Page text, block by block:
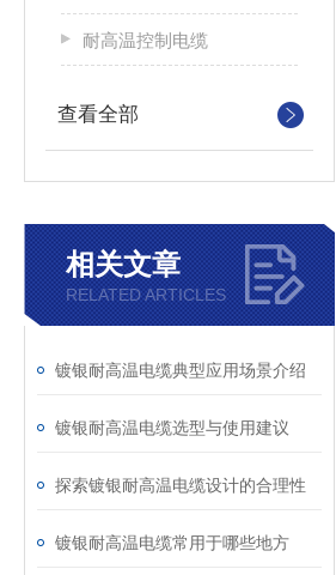
耐高温控制电缆
查看全部
相关文章
RELATED ARTICLES
镀银耐高温电缆典型应用场景介绍
镀银耐高温电缆选型与使用建议
探索镀银耐高温电缆设计的合理性
镀银耐高温电缆常用于哪些地方